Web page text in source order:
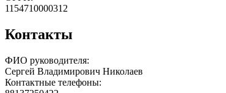
1154710000312
Контакты
ФИО руководителя:
Сергей Владимирович Николаев
Контактные телефоны: